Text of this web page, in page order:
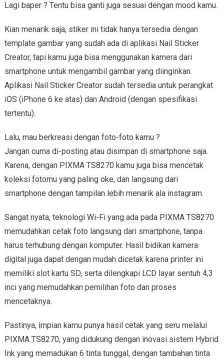
Lagi baper ? Tentu bisa ganti juga sesuai dengan mood kamu.
Kian menarik saja, stiker ini tidak hanya tersedia dengan
template gambar yang sudah ada di aplikasi Nail Sticker
Creator, tapi kamu juga bisa menggunakan kamera dari
smartphone untuk mengambil gambar yang diinginkan.
Aplikasi Nail Sticker Creator sudah tersedia untuk perangkat
iOS (iPhone 6 ke atas) dan Android (dengan spesifikasi
tertentu).
Lalu, mau berkreasi dengan foto-foto kamu ?
Jangan cuma di-posting atau disimpan di smartphone saja.
Karena, dengan PIXMA TS8270 kamu juga bisa mencetak
koleksi fotomu yang paling oke, dan langsung dari
smartphone dengan tampilan lebih menarik ala instagram.
Sangat nyata, teknologi Wi-Fi yang ada pada PIXMA TS8270
memudahkan cetak foto langsung dari smartphone, tanpa
harus terhubung dengan komputer. Hasil bidikan kamera
digital juga dapat dengan mudah dicetak karena printer ini
memiliki slot kartu SD, serta dilengkapi LCD layar sentuh 4,3
inci yang memudahkan pemilihan foto dan proses
mencetaknya.
Pastinya, impian kamu punya hasil cetak yang seru melalui
PIXMA TS8270, yang didukung dengan inovasi sistem Hybrid
Ink yang memadukan 6 tinta tunggal, dengan tambahan tinta